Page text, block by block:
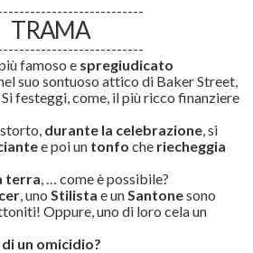
TRAMA
più famoso e spregiudicato
suo sontuoso attico di Baker Street,
. Si festeggi, come, il più ricco finanziere
durante la celebrazione , si
e poi un tonfo che riecheggia
terra , … come è possibile?
, uno Stilista e un Santonesono
Oppure, uno di loro cela un
un omicidio?